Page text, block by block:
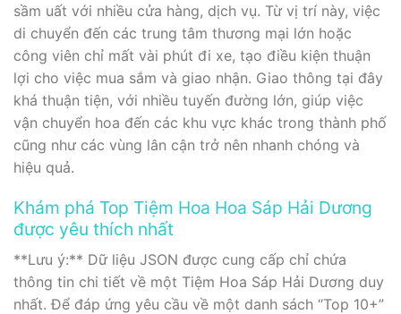
sầm uất với nhiều cửa hàng, dịch vụ. Từ vị trí này, việc
di chuyển đến các trung tâm thương mại lớn hoặc
công viên chỉ mất vài phút đi xe, tạo điều kiện thuận
lợi cho việc mua sắm và giao nhận. Giao thông tại đây
khá thuận tiện, với nhiều tuyến đường lớn, giúp việc
vận chuyển hoa đến các khu vực khác trong thành phố
cũng như các vùng lân cận trở nên nhanh chóng và
hiệu quả.
Khám phá Top Tiệm Hoa Hoa Sáp Hải Dương
được yêu thích nhất
**Lưu ý:** Dữ liệu JSON được cung cấp chỉ chứa
thông tin chi tiết về một Tiệm Hoa Sáp Hải Dương duy
nhất. Để đáp ứng yêu cầu về một danh sách “Top 10+”